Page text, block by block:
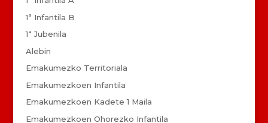
1ª Infantila B
1ª Jubenila
Alebin
Emakumezko Territoriala
Emakumezkoen Infantila
Emakumezkoen Kadete 1 Maila
Emakumezkoen Ohorezko Infantila